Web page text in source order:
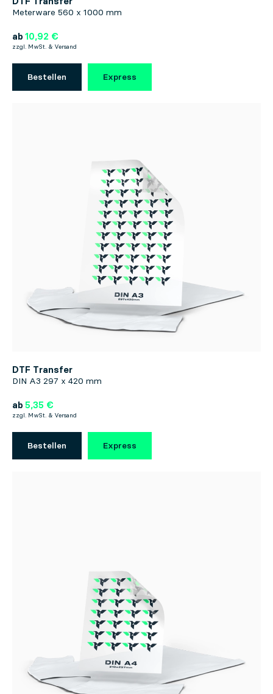
Meterware 560 x 1000 mm
ab 10,92 €
zzgl. MwSt. & Versand
Bestellen Express
DTF Transfer
DIN A3 297 x 420 mm
ab 5,35 €
zzgl. MwSt. & Versand
Bestellen Express